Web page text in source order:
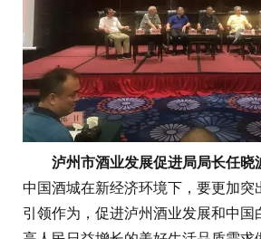
泸州市酒业发展促进局局长任晓
中国酒城在新经济环境下，要更加突
引领作为，促进泸州酒业发展和中国